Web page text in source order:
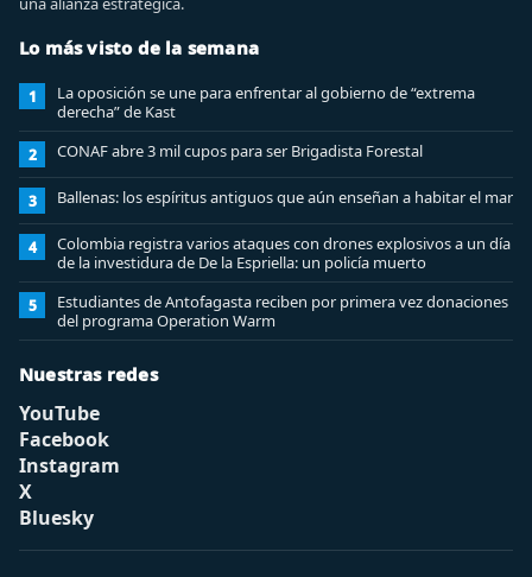
Lo más visto de la semana
1
La oposición se une para enfrentar al gobierno de “extrema
derecha” de Kast
2 CONAF abre 3 mil cupos para ser Brigadista Forestal
3 Ballenas: los espíritus antiguos que aún enseñan a habitar el mar
4
Colombia registra varios ataques con drones explosivos a un día
de la investidura de De la Espriella: un policía muerto
5
Estudiantes de Antofagasta reciben por primera vez donaciones
del programa Operation Warm
Nuestras redes
YouTube
Facebook
Instagram
X
Bluesky